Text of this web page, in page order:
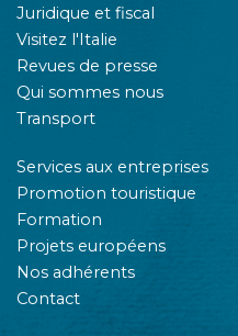
Juridique et fiscal
Visitez l'Italie
Revues de presse
Qui sommes nous
Transport
Services aux entreprises
Promotion touristique
Formation
Projets européens
Nos adhérents
Contact